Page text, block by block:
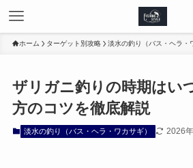
ホーム ターゲット別攻略 淡水の釣り（バス・ヘラ・
ザリガニ釣りの時期はい
方のコツを徹底解説
淡水の釣り（バス・ヘラ・ワカサギ） 2026